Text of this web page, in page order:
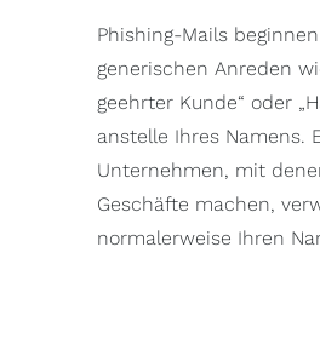
Phishing-Mails
generischen Anreden
geehrter Kunde“ oder
anstelle Ihres Namens.
Unternehmen, mit
Geschäfte machen,
normalerweise Ihren